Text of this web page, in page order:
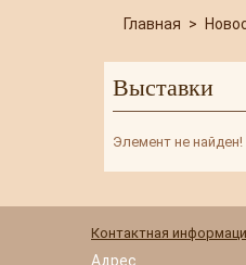
Главная >
Выставки
Элемент не найден!
Контактная
Адрес